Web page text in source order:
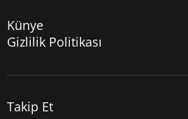
Künye
Gizlilik Politikası
Takip Et